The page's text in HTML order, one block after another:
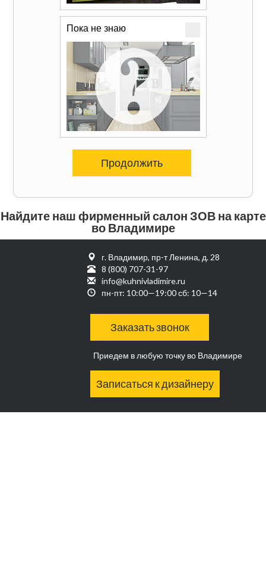
Пока не знаю
Продолжить
Найдите наш фирменный салон ЗОВ на карте
во Владимире
г. Владимир, пр-т Ленина, д. 28
8 (800) 707-31-97
info@kuhnivladimire.ru
пн-пт: 10:00—19:00 сб: 10—14
Заказать звонок
Приедем в любую точку во Владимире
Записаться к дизайнеру